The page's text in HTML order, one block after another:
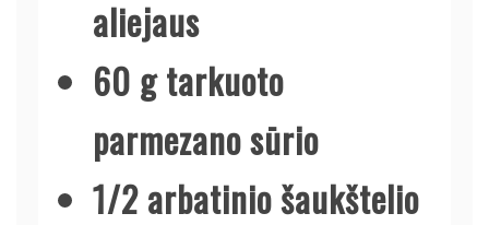
aliejaus
60 g tarkuoto
parmezano sūrio
1/2 arbatinio šaukštelio